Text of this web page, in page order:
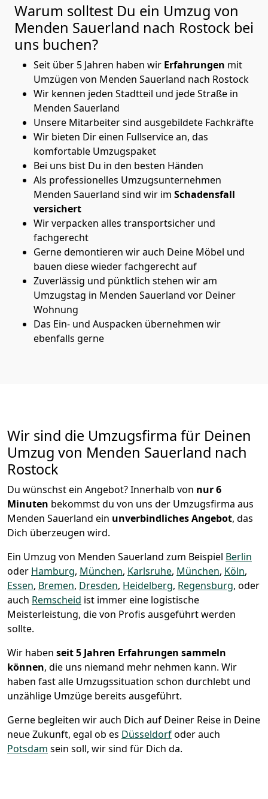
Warum solltest Du ein Umzug von
Menden Sauerland nach Rostock bei
uns buchen?
Seit über 5 Jahren haben wir Erfahrungen mit
Umzügen von Menden Sauerland nach Rostock
Wir kennen jeden Stadtteil und jede Straße in
Menden Sauerland
Unsere Mitarbeiter sind ausgebildete Fachkräfte
Wir bieten Dir einen Fullservice an, das
komfortable Umzugspaket
Bei uns bist Du in den besten Händen
Als professionelles Umzugsunternehmen
Menden Sauerland sind wir im Schadensfall
versichert
Wir verpacken alles transportsicher und
fachgerecht
Gerne demontieren wir auch Deine Möbel und
bauen diese wieder fachgerecht auf
Zuverlässig und pünktlich stehen wir am
Umzugstag in Menden Sauerland vor Deiner
Wohnung
Das Ein- und Auspacken übernehmen wir
ebenfalls gerne
Wir sind die Umzugsfirma für Deinen
Umzug von Menden Sauerland nach
Rostock
Du wünschst ein Angebot? Innerhalb von nur 6
Minuten bekommst du von uns der Umzugsfirma aus
Menden Sauerland ein unverbindliches Angebot, das
Dich überzeugen wird.
Ein Umzug von Menden Sauerland zum Beispiel Berlin
oder Hamburg, München, Karlsruhe, München, Köln,
Essen, Bremen, Dresden, Heidelberg, Regensburg, oder
auch Remscheid ist immer eine logistische
Meisterleistung, die von Profis ausgeführt werden
sollte.
Wir haben seit5 Jahren Erfahrungen sammeln
können, die uns niemand mehr nehmen kann. Wir
haben fast alle Umzugssituation schon durchlebt und
unzählige Umzüge bereits ausgeführt.
Gerne begleiten wir auch Dich auf Deiner Reise in Deine
neue Zukunft, egal ob es Düsseldorfoder auch
Potsdam sein soll, wir sind für Dich da.